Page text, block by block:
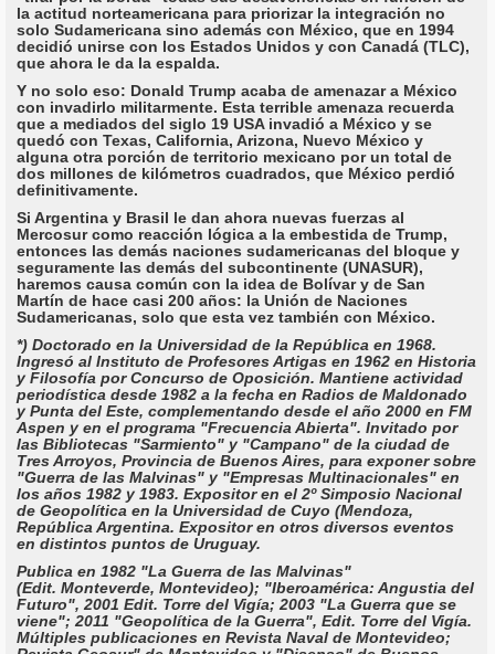
la actitud norteamericana para priorizar la integración no
solo Sudamericana sino además con México, que en 1994
decidió unirse con los Estados Unidos y con Canadá (TLC),
que ahora le da la espalda.
Y no solo eso: Donald Trump acaba de amenazar a México
con invadirlo militarmente. Esta terrible amenaza recuerda
que a mediados del siglo 19 USA invadió a México y se
quedó con Texas, California, Arizona, Nuevo México y
alguna otra porción de territorio mexicano por un total de
dos millones de kilómetros cuadrados, que México perdió
definitivamente.
Si Argentina y Brasil le dan ahora nuevas fuerzas al
Mercosur como reacción lógica a la embestida de Trump,
entonces las demás naciones sudamericanas del bloque y
seguramente las demás del subcontinente (UNASUR),
haremos causa común con la idea de Bolívar y de San
Martín de hace casi 200 años: la Unión de Naciones
Sudamericanas, solo que esta vez también con México.
*) Doctorado en la Universidad de la República en 1968.
Ingresó al Instituto de Profesores Artigas en 1962 en Historia
y Filosofía por Concurso de Oposición. Mantiene actividad
periodística desde 1982 a la fecha en Radios de Maldonado
y Punta del Este, complementando desde el año 2000 en FM
Aspen y en el programa "Frecuencia Abierta". Invitado por
las Bibliotecas "Sarmiento" y "Campano" de la ciudad de
Tres Arroyos, Provincia de Buenos Aires, para exponer sobre
"Guerra de las Malvinas" y "Empresas Multinacionales" en
los años 1982 y 1983. Expositor en el 2º Simposio Nacional
de Geopolítica en la Universidad de Cuyo (Mendoza,
República Argentina. Expositor en otros diversos eventos
en distintos puntos de Uruguay.
Publica en 1982 "La Guerra de las Malvinas"
(Edit. Monteverde, Montevideo); "Iberoamérica: Angustia del
Futuro", 2001 Edit. Torre del Vigía; 2003 "La Guerra que se
viene"; 2011 "Geopolítica de la Guerra", Edit. Torre del Vigía.
Múltiples publicaciones en Revista Naval de Montevideo;